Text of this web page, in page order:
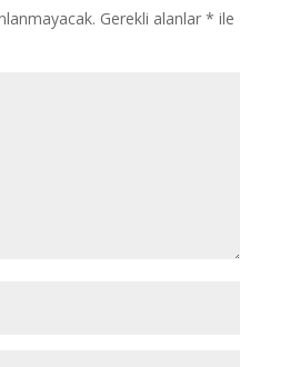
Gerekli alanlar * ile